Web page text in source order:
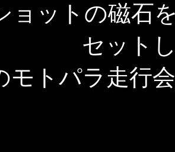
ョットの磁石
セット
モトパラ走行